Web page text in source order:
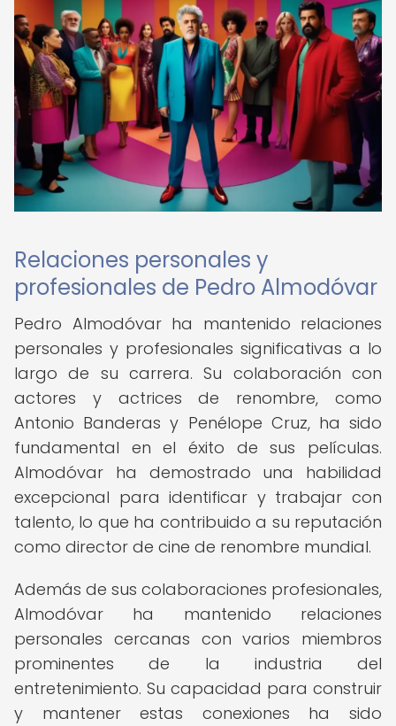
Relaciones personales y
profesionales de Pedro Almodóvar
Pedro Almodóvar ha mantenido relaciones
personales y profesionales significativas a lo
largo de su carrera. Su colaboración con
actores y actrices de renombre, como
Antonio Banderas y Penélope Cruz, ha sido
fundamental en el éxito de sus películas.
Almodóvar ha demostrado una habilidad
excepcional para identificar y trabajar con
talento, lo que ha contribuido a su reputación
como director de cine de renombre mundial.
Además de sus colaboraciones profesionales,
Almodóvar ha mantenido relaciones
personales cercanas con varios miembros
prominentes de la industria del
entretenimiento. Su capacidad para construir
y mantener estas conexiones ha sido